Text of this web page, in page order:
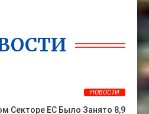
НОВОСТИ
Секторе ЕС Было Занято 8,9